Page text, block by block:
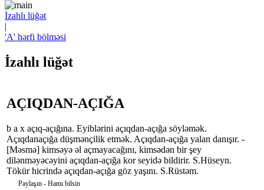
İzahlı lüğət
|
'A' hərfi bölməsi
İzahlı lüğət
AÇIQDAN-AÇIĞA
b a x açıq-açığına. Eyiblərini açıqdan-açığa söyləmək.
Açıqdanaçığa düşmənçilik etmək. Açıqdan-açığa yalan danışır. -
[Məsmə] kimsəyə əl açmayacağını, kimsədən bir şey
dilənməyəcəyini açıqdan-açığa kor seyidə bildirir. S.Hüseyn.
Tökür hicrində açıqdan-açığa göz yaşını. S.Rüstəm.
Paylaşın - Hamı bilsin